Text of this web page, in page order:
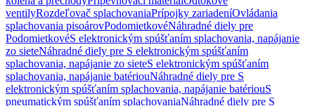
ventilyRozdeľovač splachovaniaPrípojky zariadeníOvládania
splachovania pisoárovPodomietkovéNáhradné diely pre
PodomietkovéS elektronickým spúšťaním splachovania, napájanie
zo sieteNáhradné diely pre S elektronickým spúšťaním
splachovania, napájanie zo sieteS elektronickým spúšťaním
splachovania, napájanie batériouNáhradné diely pre S
elektronickým spúšťaním splachovania, napájanie batériouS
pneumatickým spúšťaním splachovaniaNáhradné diely pre S